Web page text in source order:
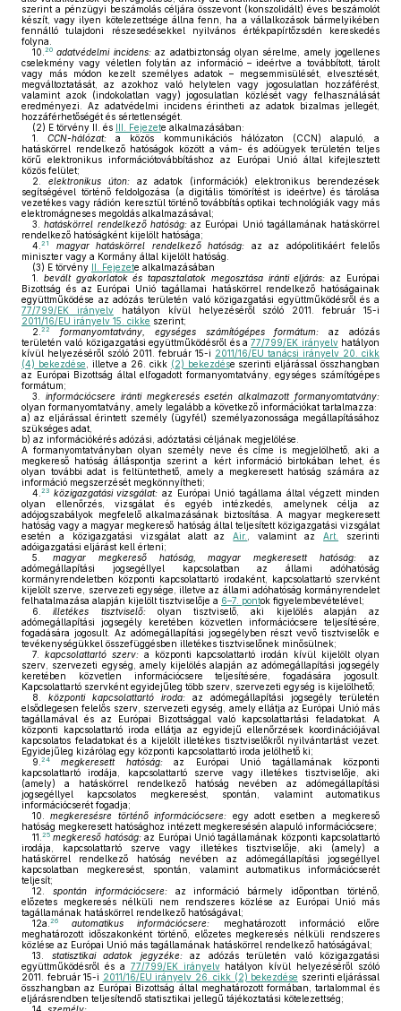
szerint a pénzügyi beszámolás céljára összevont (konszolidált) éves beszámolót
készít, vagy ilyen kötelezettsége állna fenn, ha a vállalkozások bármelyikében
fennálló tulajdoni részesedésekkel nyilvános értékpapírtőzsdén kereskedés
folyna.
10. 20 adatvédelmi incidens:az adatbiztonság olyan sérelme, amely jogellenes
cselekmény vagy véletlen folytán az információ – ideértve a továbbított, tárolt
vagy más módon kezelt személyes adatok – megsemmisülését, elvesztését,
megváltoztatását, az azokhoz való helytelen vagy jogosulatlan hozzáférést,
valamint azok (indokolatlan vagy) jogosulatlan közlését vagy felhasználását
eredményezi. Az adatvédelmi incidens érintheti az adatok bizalmas jellegét,
hozzáférhetőségét és sértetlenségét.
(2) E törvény II. és III. Fejezete alkalmazásában:
1.
CCN-hálózat: a közös kommunikációs hálózaton (CCN) alapuló, a
hatáskörrel rendelkező hatóságok között a vám- és adóügyek területén teljes
körű elektronikus információtovábbításhoz az Európai Unió által kifejlesztett
közös felület;
2.
elektronikus úton:az adatok (információk) elektronikus berendezések
segítségével történő feldolgozása (a digitális tömörítést is ideértve) és tárolása
vezetékes vagy rádión keresztül történő továbbítás optikai technológiák vagy más
elektromágneses megoldás alkalmazásával;
3.
hatáskörrel rendelkező hatóság:az Európai Unió tagállamának hatáskörrel
rendelkező hatóságként kijelölt hatósága;
4. 21 magyar hatáskörrel rendelkező hatóság: az az adópolitikáért felelős
miniszter vagy a Kormány által kijelölt hatóság.
(3) E törvény II. Fejezete alkalmazásában
1.
bevált gyakorlatok és tapasztalatok megosztása iránti eljárás: az Európai
Bizottság és az Európai Unió tagállamai hatáskörrel rendelkező hatóságainak
együttműködése az adózás területén való közigazgatási együttműködésről és a
77/799/EK irányelvhatályon kívül helyezéséről szóló 2011. február 15-i
2011/16/EU irányelv 15. cikke szerint;
2. 22 formanyomtatvány, egységes számítógépes formátum: az adózás
területén való közigazgatási együttműködésről és a77/799/EK irányelvhatályon
kívül helyezéséről szóló 2011. február 15-i 2011/16/EU tanácsi irányelv 20. cikk
(4) bekezdése , illetve a 26. cikk (2) bekezdése szerinti eljárással összhangban
az Európai Bizottság által elfogadott formanyomtatvány, egységes számítógépes
formátum;
3.
információcsere iránti megkeresés esetén alkalmazott formanyomtatvány:
olyan formanyomtatvány, amely legalább a következő információkat tartalmazza:
a) az eljárással érintett személy (ügyfél) személyazonossága megállapításához
szükséges adat,
b) az információkérés adózási, adóztatási céljának megjelölése.
A formanyomtatványban olyan személy neve és címe is megjelölhető, aki a
megkereső hatóság álláspontja szerint a kért információ birtokában lehet, és
olyan további adat is feltüntethető, amely a megkeresett hatóság számára az
információ megszerzését megkönnyítheti;
4. 23 közigazgatási vizsgálat: az Európai Unió tagállama által végzett minden
olyan ellenőrzés, vizsgálat és egyéb intézkedés, amelynek célja az
adójogszabályok megfelelő alkalmazásának biztosítása. A magyar megkeresett
hatóság vagy a magyar megkereső hatóság által teljesített közigazgatási vizsgálat
esetén a közigazgatási vizsgálat alatt azAir. , valamint azArt.
szerinti
adóigazgatási eljárást kell érteni;
5.
magyar megkereső hatóság, magyar megkeresett hatóság: az
adómegállapítási jogsegéllyel kapcsolatban az állami adóhatóság
kormányrendeletben központi kapcsolattartó irodaként, kapcsolattartó szervként
kijelölt szerve, szervezeti egysége, illetve az állami adóhatóság kormányrendelet
felhatalmazása alapján kijelölt tisztviselője a 6–7. pontok figyelembevételével;
6.
illetékes tisztviselő:olyan tisztviselő, aki kijelölés alapján az
adómegállapítási jogsegély keretében közvetlen információcsere teljesítésére,
fogadására jogosult. Az adómegállapítási jogsegélyben részt vevő tisztviselők e
tevékenységükkel összefüggésben illetékes tisztviselőnek minősülnek;
7.
kapcsolattartó szerv:a központi kapcsolattartó irodán kívül kijelölt olyan
szerv, szervezeti egység, amely kijelölés alapján az adómegállapítási jogsegély
keretében közvetlen információcsere teljesítésére, fogadására jogosult.
Kapcsolattartó szervként egyidejűleg több szerv, szervezeti egység is kijelölhető;
8.
központi kapcsolattartó iroda: az adómegállapítási jogsegély területén
elsődlegesen felelős szerv, szervezeti egység, amely ellátja az Európai Unió más
tagállamával és az Európai Bizottsággal való kapcsolattartási feladatokat. A
központi kapcsolattartó iroda ellátja az egyidejű ellenőrzések koordinációjával
kapcsolatos feladatokat és a kijelölt illetékes tisztviselőkről nyilvántartást vezet.
Egyidejűleg kizárólag egy központi kapcsolattartó iroda jelölhető ki;
9. 24 megkeresett hatóság:az Európai Unió tagállamának központi
kapcsolattartó irodája, kapcsolattartó szerve vagy illetékes tisztviselője, aki
(amely) a hatáskörrel rendelkező hatóság nevében az adómegállapítási
jogsegéllyel kapcsolatos megkeresést, spontán, valamint automatikus
információcserét fogadja;
10.
megkeresésre történő információcsere: egy adott esetben a megkereső
hatóság megkeresett hatósághoz intézett megkeresésén alapuló információcsere;
11. 25 megkereső hatóság:az Európai Unió tagállamának központi kapcsolattartó
irodája, kapcsolattartó szerve vagy illetékes tisztviselője, aki (amely) a
hatáskörrel rendelkező hatóság nevében az adómegállapítási jogsegéllyel
kapcsolatban megkeresést, spontán, valamint automatikus információcserét
teljesít;
12.
spontán információcsere:az információ bármely időpontban történő,
előzetes megkeresés nélküli nem rendszeres közlése az Európai Unió más
tagállamának hatáskörrel rendelkező hatóságával;
12a. 26 automatikus információcsere: meghatározott információ előre
meghatározott időszakonként történő, előzetes megkeresés nélküli rendszeres
közlése az Európai Unió más tagállamának hatáskörrel rendelkező hatóságával;
13.
statisztikai adatok jegyzéke:az adózás területén való közigazgatási
együttműködésről és a 77/799/EK irányelvhatályon kívül helyezéséről szóló
2011. február 15-i 2011/16/EU irányelv 26. cikk (2) bekezdése szerinti eljárással
összhangban az Európai Bizottság által meghatározott formában, tartalommal és
eljárásrendben teljesítendő statisztikai jellegű tájékoztatási kötelezettség;